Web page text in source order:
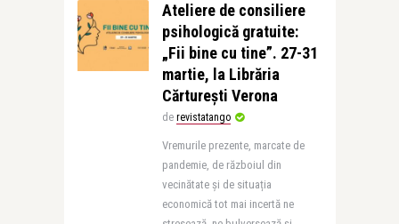
Ateliere de consiliere
psihologică gratuite:
„Fii bine cu tine”. 27-31
martie, la Librăria
Cărturești Verona
de revistatango
Vremurile prezente, marcate de
pandemie, de războiul din
vecinătate și de situația
economică tot mai incertă ne